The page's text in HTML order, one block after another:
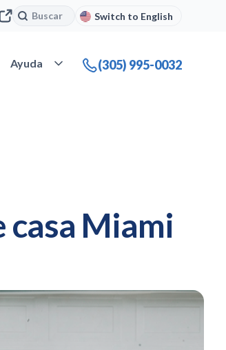
Buscar
Buscar Switch to English
Ayuda Abrir Ayuda(305) 995-0032
casa Miami